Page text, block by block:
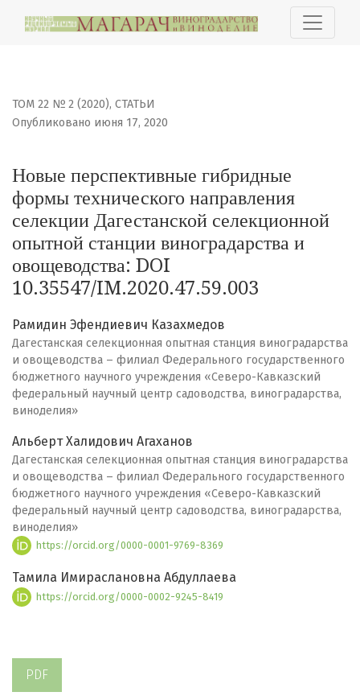
Новые перспективные гибридные формы
ТОМ 22 № 2 (2020), СТАТЬИ
Новые перспективные гибридные
формы технического направления
селекции Дагестанской селекционной
опытной станции виноградарства и
овощеводства: DOI
10.35547/IM.2020.47.59.003
Опубликовано июня 17, 2020
Рамидин Эфендиевич Казахмедов
Дагестанская селекционная опытная станция виноградарства
и овощеводства – филиал Федерального государственного
бюджетного научного учреждения «Северо-Кавказский
федеральный научный центр садоводства, виноградарства,
виноделия»
Альберт Халидович Агаханов
Дагестанская селекционная опытная станция виноградарства
и овощеводства – филиал Федерального государственного
бюджетного научного учреждения «Северо-Кавказский
федеральный научный центр садоводства, виноградарства,
виноделия»
https://orcid.org/0000-0001-9769-8369
Тамила Имираслановна Абдуллаева
https://orcid.org/0000-0002-9245-8419
PDF